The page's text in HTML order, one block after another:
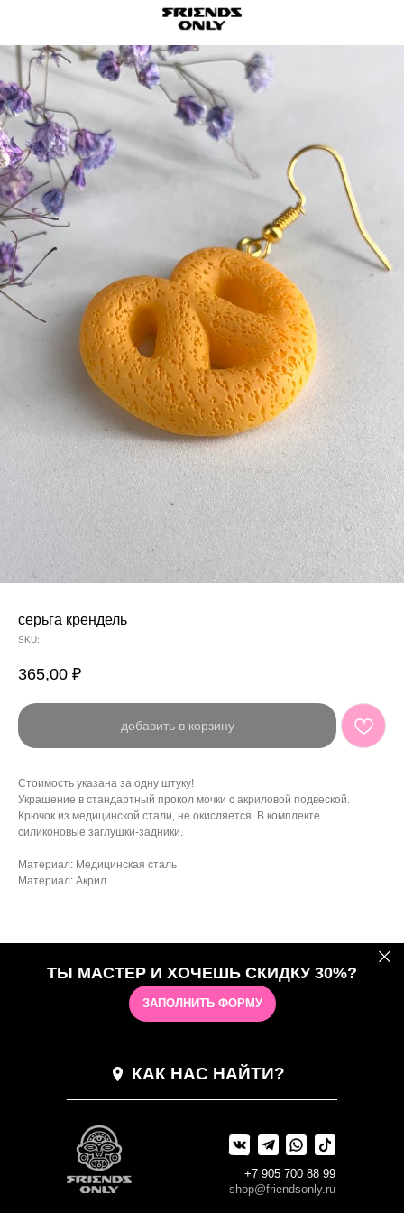
серьга крендель
SKU:
365,00 ₽
добавить в корзину
Стоимость указана за одну штуку!
Украшение в стандартный прокол мочки с акриловой подвеской.
Крючок из медицинской стали, не окисляется. В комплекте
силиконовые заглушки-задники.
Материал: Медицинская сталь
Материал: Акрил
ТЫ МАСТЕР И ХОЧЕШЬ СКИДКУ 30%?
ЗАПОЛНИТЬ ФОРМУ
КАК НАС НАЙТИ?
shop@friendsonly.ru
+7 905 700 88 99